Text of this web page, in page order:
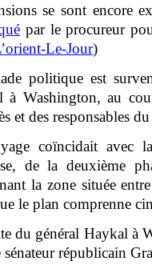
se sont encore
par le procureur
Le-Jour)
politique est
à Washington, au
et des responsables
coïncidait avec
de la deuxième
la zone située
le plan comprenne
du général Haykal à
sénateur républicain